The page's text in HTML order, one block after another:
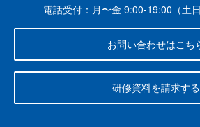
電話受付：月〜金 9:00-19:00（土
お問い合わせはこち
研修資料を請求する